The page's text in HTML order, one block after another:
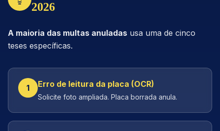
2026
A maioria das multas anuladas usa uma de cinco
teses específicas.
1 Erro de leitura da placa (OCR)
Solicite foto ampliada. Placa borrada anula.